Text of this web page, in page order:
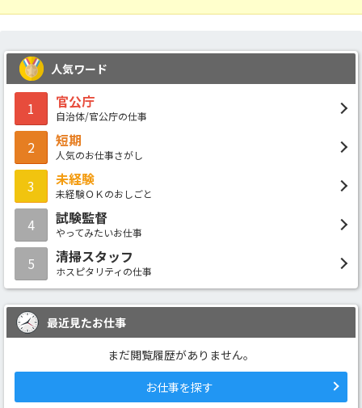
人気ワード
1 官公庁
自治体/官公庁の仕事
2 短期
人気のお仕事さがし
3 未経験
未経験ＯＫのおしごと
4 試験監督
やってみたいお仕事
5 清掃スタッフ
ホスピタリティの仕事
最近見たお仕事
まだ閲覧履歴がありません。
お仕事を探す